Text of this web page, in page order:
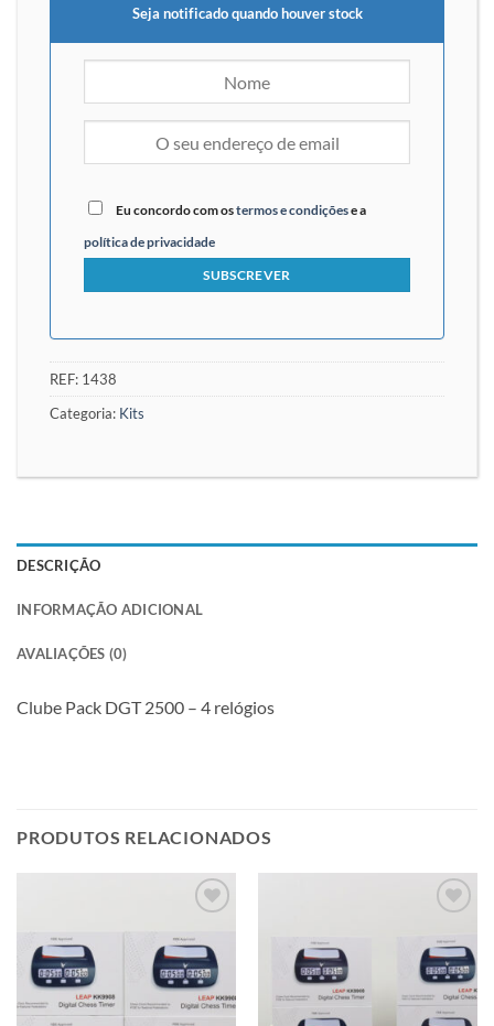
Seja notificado quando houver stock
Eu concordo com ostermos e condiçõese a
política de privacidade
REF: 1438
Categoria: Kits
DESCRIÇÃO
INFORMAÇÃO ADICIONAL
AVALIAÇÕES (0)
Clube Pack DGT 2500 – 4 relógios
PRODUTOS RELACIONADOS
à lista de
desejos
à lista de
desejos